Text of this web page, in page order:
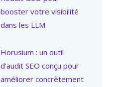
booster votre visibilité
dans les LLM
Horusium : un outil
d’audit SEO conçu pour
améliorer concrètement